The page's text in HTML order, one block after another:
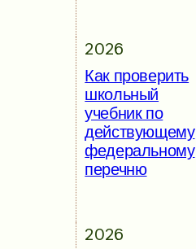
2026
Как проверить
школьный
учебник по
действующему
федеральному
перечню
2026